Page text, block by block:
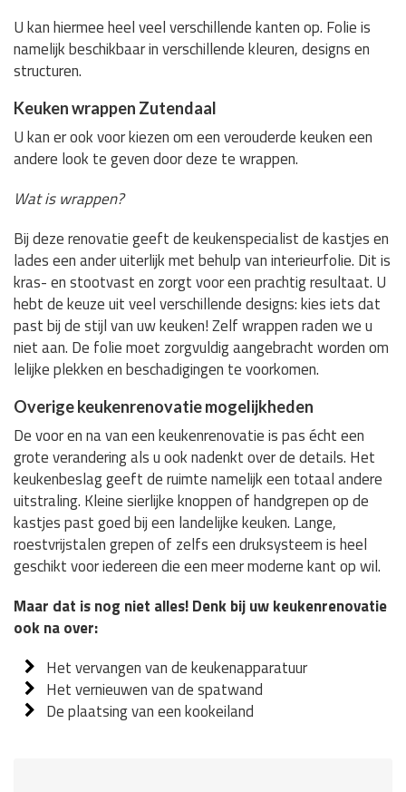
U kan hiermee heel veel verschillende kanten op. Folie is
namelijk beschikbaar in verschillende kleuren, designs en
structuren.
Keuken wrappen Zutendaal
U kan er ook voor kiezen om een verouderde keuken een
andere look te geven door deze te wrappen.
Wat is wrappen?
Bij deze renovatie geeft de keukenspecialist de kastjes en
lades een ander uiterlijk met behulp van interieurfolie. Dit is
kras- en stootvast en zorgt voor een prachtig resultaat. U
hebt de keuze uit veel verschillende designs: kies iets dat
past bij de stijl van uw keuken! Zelf wrappen raden we u
niet aan. De folie moet zorgvuldig aangebracht worden om
lelijke plekken en beschadigingen te voorkomen.
Overige keukenrenovatie mogelijkheden
De voor en na van een keukenrenovatie is pas écht een
grote verandering als u ook nadenkt over de details. Het
keukenbeslag geeft de ruimte namelijk een totaal andere
uitstraling. Kleine sierlijke knoppen of handgrepen op de
kastjes past goed bij een landelijke keuken. Lange,
roestvrijstalen grepen of zelfs een druksysteem is heel
geschikt voor iedereen die een meer moderne kant op wil.
Maar dat is nog niet alles! Denk bij uw keukenrenovatie
ook na over:
Het vervangen van de keukenapparatuur
Het vernieuwen van de spatwand
De plaatsing van een kookeiland